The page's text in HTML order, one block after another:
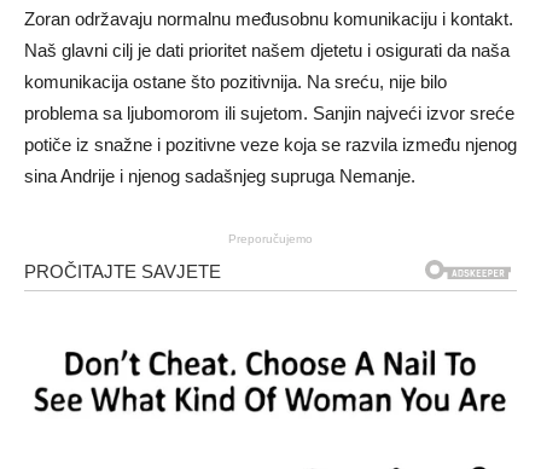
Zoran održavaju normalnu međusobnu komunikaciju i kontakt.
Naš glavni cilj je dati prioritet našem djetetu i osigurati da naša
komunikacija ostane što pozitivnija. Na sreću, nije bilo
problema sa ljubomorom ili sujetom. Sanjin najveći izvor sreće
potiče iz snažne i pozitivne veze koja se razvila između njenog
sina Andrije i njenog sadašnjeg supruga Nemanje.
Preporučujemo